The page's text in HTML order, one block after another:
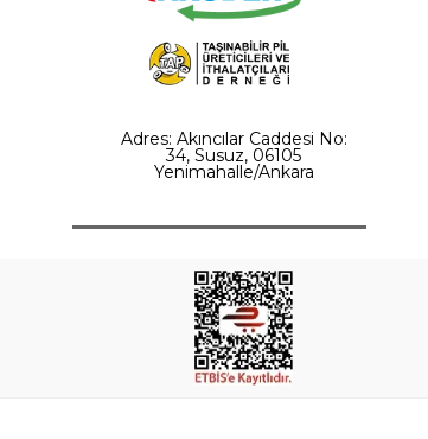
Adres: Akıncılar Caddesi No:
34, Susuz, 06105
Yenimahalle/Ankara